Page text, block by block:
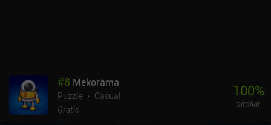
#8 Mekorama
Puzzle
Casual
Gratis
100%
similar